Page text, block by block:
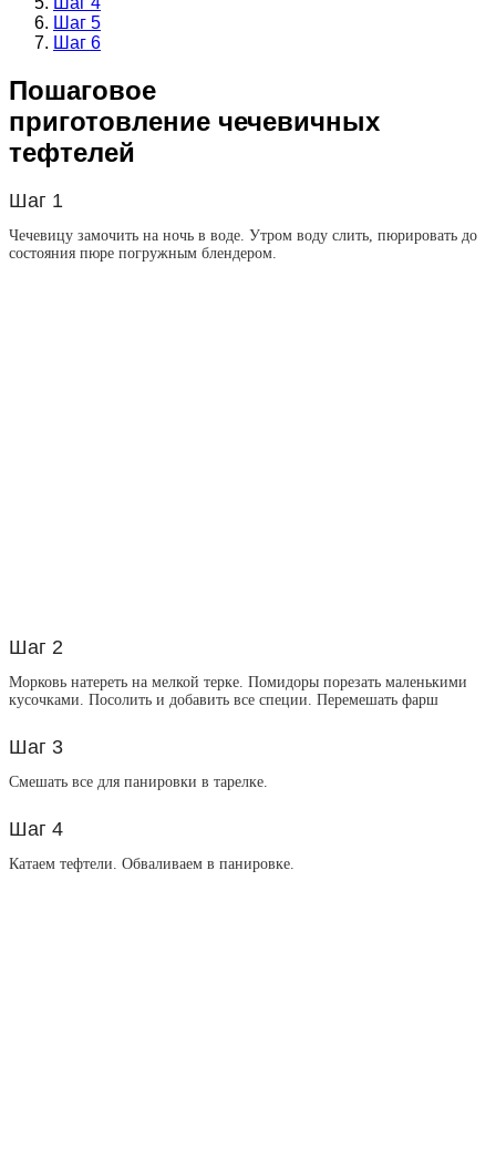
Шаг 5
Шаг 6
Пошаговое
приготовление чечевичных
тефтелей
Шаг 1
Чечевицу замочить на ночь в воде. Утром воду слить, пюрировать до
состояния пюре погружным блендером.
Шаг 2
Морковь натереть на мелкой терке. Помидоры порезать маленькими
кусочками. Посолить и добавить все специи. Перемешать фарш
Шаг 3
Смешать все для панировки в тарелке.
Шаг 4
Катаем тефтели. Обваливаем в панировке.